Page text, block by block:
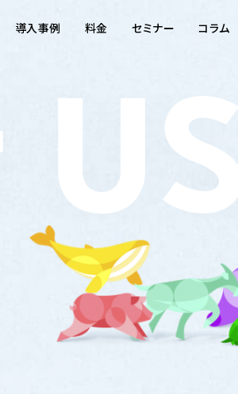
導入事例 料金 セミナー コラム